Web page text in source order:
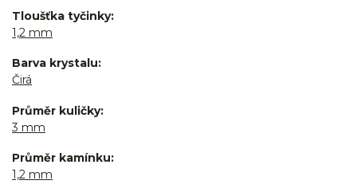
Tloušťka tyčinky
1,2 mm
Barva krystalu
Čirá
Průměr kuličky
3 mm
Průměr kamínku
1,2 mm